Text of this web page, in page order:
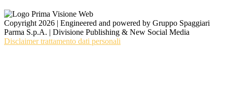
Copyright 2026 | Engineered and powered by Gruppo Spaggiari
Parma S.p.A. | Divisione Publishing & New Social Media
Disclaimer trattamento dati personali